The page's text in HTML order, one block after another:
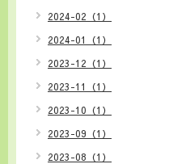
2024-02（1）
2024-01（1）
2023-12（1）
2023-11（1）
2023-10（1）
2023-09（1）
2023-08（1）